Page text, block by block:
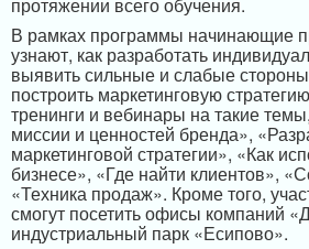
В рамках программы начинающие
узнают, как разработать
выявить сильные и слабые
построить маркетинговую
тренинги и вебинары на такие
миссии и ценностей бренда»,
маркетинговой стратегии», «Как
бизнесе», «Где найти клиентов»,
«Техника продаж». Кроме того,
смогут посетить офисы компаний
индустриальный парк «Есипово».